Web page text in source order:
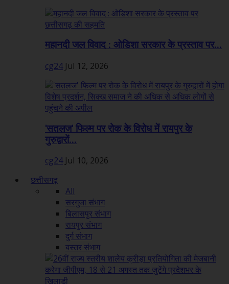
महानदी जल विवाद : ओडिशा सरकार के प्रस्ताव पर...
cg24 Jul 12, 2026
'सतलज' फिल्म पर रोक के विरोध में रायपुर के
गुरुद्वारों...
cg24 Jul 10, 2026
छत्तीसगढ़
All
सरगुजा संभाग
बिलासपुर संभाग
रायपुर संभाग
दुर्ग संभाग
बस्तर संभाग